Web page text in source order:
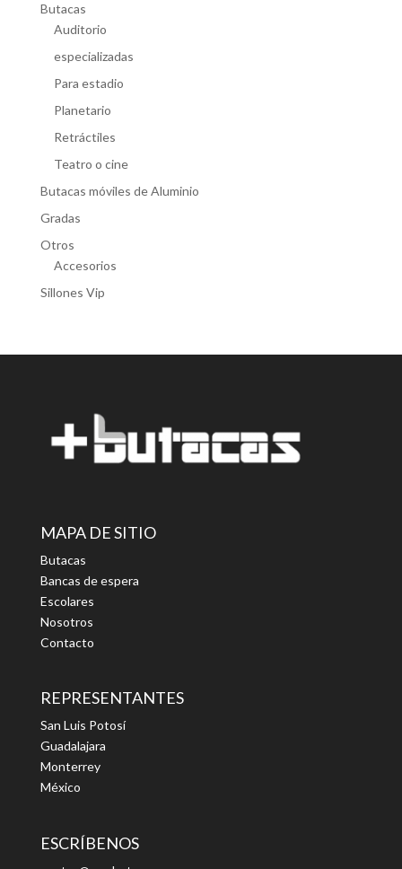
Butacas
Auditorio
especializadas
Para estadio
Planetario
Retráctiles
Teatro o cine
Butacas móviles de Aluminio
Gradas
Otros
Accesorios
Sillones Vip
MAPA DE SITIO
Butacas
Bancas de espera
Escolares
Nosotros
Contacto
REPRESENTANTES
San Luis Potosí
Guadalajara
Monterrey
México
ESCRÍBENOS